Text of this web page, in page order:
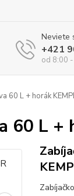
Neviete
+421
od 8:00
60 L + horák
60 L +